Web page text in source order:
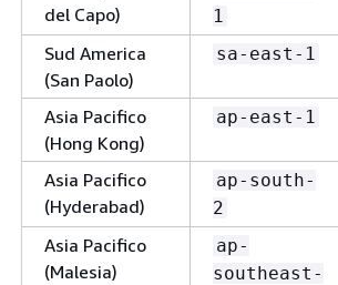
del Capo)
1
Sud America
(San Paolo)
sa-east-1
Asia Pacifico
(Hong Kong)
ap-east-1
Asia Pacifico
(Hyderabad)
ap-south-
2
Asia Pacifico
(Malesia)
ap-
southeast-